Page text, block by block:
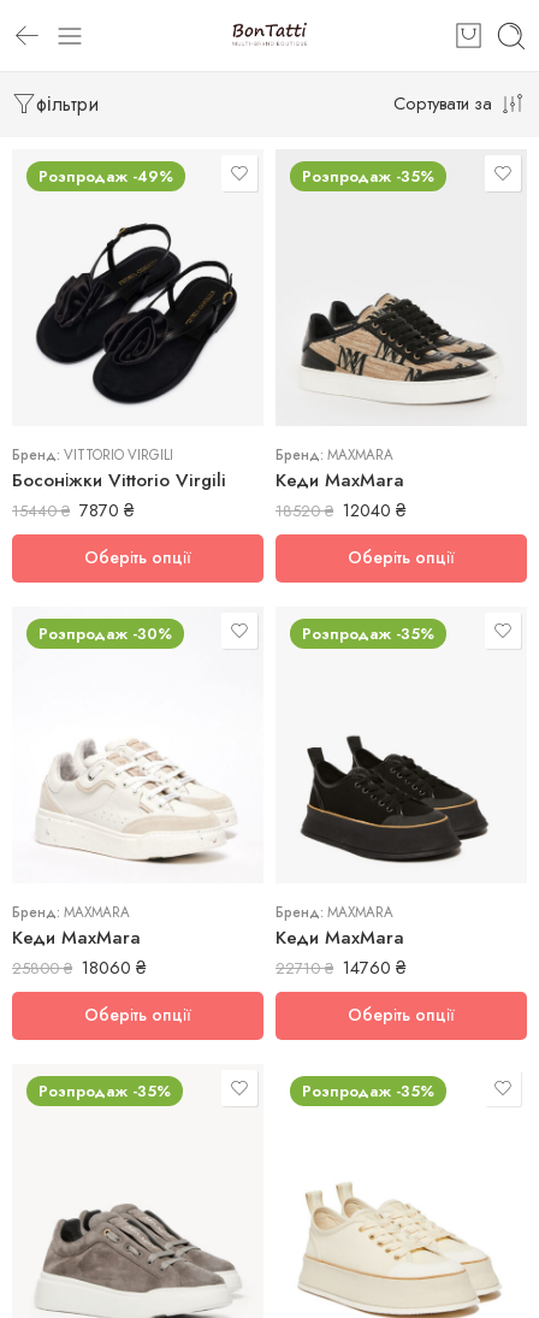
фільтри Сортувати за
Розпродаж -49%
Бренд: VITTORIO VIRGILI
Босоніжки Vittorio Virgili
15440₴ 7870 ₴
Оберіть опції
Розпродаж -35%
Бренд: MAXMARA
Кеди MaxMara
18520₴ 12040 ₴
36,5
38.5
Оберіть опції
Розпродаж -30%
Бренд: MAXMARA
Кеди MaxMara
25800₴ 18060 ₴
37,5
38,5
Оберіть опції
Розпродаж -35%
Бренд: MAXMARA
Кеди MaxMara
22710₴ 14760 ₴
37
38
39
Оберіть опції
Розпродаж -35%
39
39,5
Розпродаж -35%
37
38